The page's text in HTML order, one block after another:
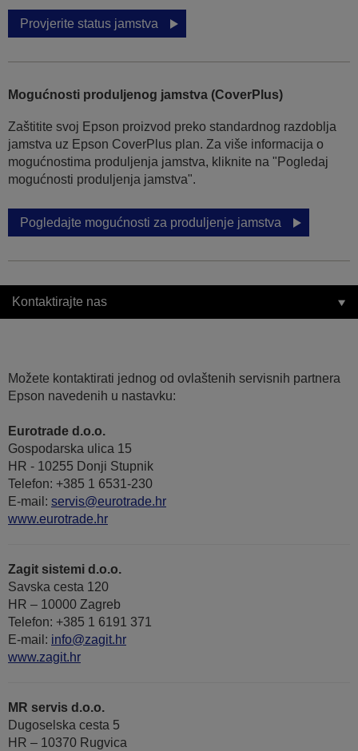
Provjerite status jamstva
Mogućnosti produljenog jamstva (CoverPlus)
Zaštitite svoj Epson proizvod preko standardnog razdoblja
jamstva uz Epson CoverPlus plan. Za više informacija o
mogućnostima produljenja jamstva, kliknite na "Pogledaj
mogućnosti produljenja jamstva".
Pogledajte mogućnosti za produljenje jamstva
Kontaktirajte nas
Možete kontaktirati jednog od ovlaštenih servisnih partnera
Epson navedenih u nastavku:
Eurotrade d.o.o.
Gospodarska ulica 15
HR - 10255 Donji Stupnik
Telefon: +385 1 6531-230
E-mail: servis@eurotrade.hr
www.eurotrade.hr
Zagit sistemi d.o.o.
Savska cesta 120
HR – 10000 Zagreb
Telefon: +385 1 6191 371
E-mail: info@zagit.hr
www.zagit.hr
MR servis d.o.o.
Dugoselska cesta 5
HR – 10370 Rugvica